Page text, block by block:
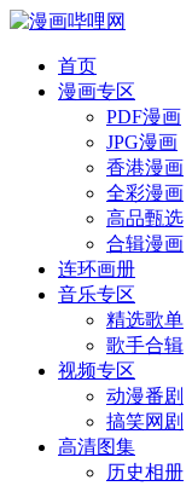
首页
漫画专区
PDF漫画
JPG漫画
香港漫画
全彩漫画
高品甄选
合辑漫画
连环画册
音乐专区
精选歌单
歌手合辑
视频专区
动漫番剧
搞笑网剧
高清图集
历史相册